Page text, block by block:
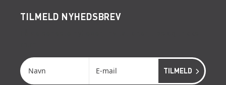
TILMELD NYHEDSBREV